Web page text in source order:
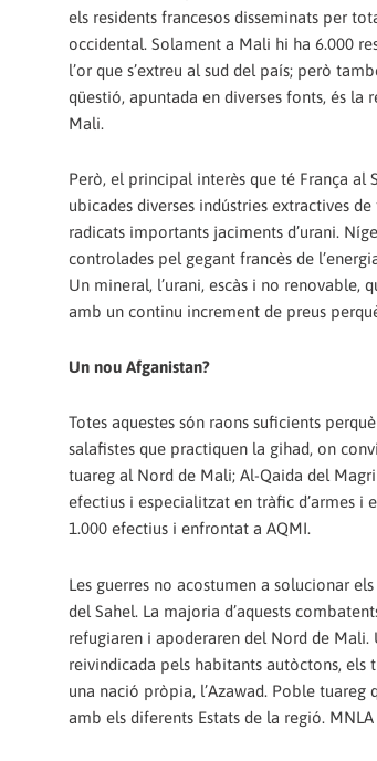
els residents francesos disseminats per
occidental. Solament a Mali hi ha 6.000
l’or que s’extreu al sud del país; però
qüestió, apuntada en diverses fonts, és la
Mali.
Però, el principal interès que té França al
ubicades diverses indústries extractives
radicats importants jaciments d’urani.
controlades pel gegant francès de
Un mineral, l’urani, escàs i no
amb un continu increment de preus
Un nou Afganistan?
Totes aquestes són raons suficients
salafistes que practiquen la gihad, on
tuareg al Nord de Mali; Al-Qaida del
efectius i especialitzat en tràfic d’armes i
1.000 efectius i enfrontat a AQMI.
Les guerres no acostumen a solucionar
del Sahel. La majoria d’aquests
refugiaren i apoderaren del Nord de Mali.
reivindicada pels habitants autòctons, els
una nació pròpia, l’Azawad. Poble
amb els diferents Estats de la regió. MNLA